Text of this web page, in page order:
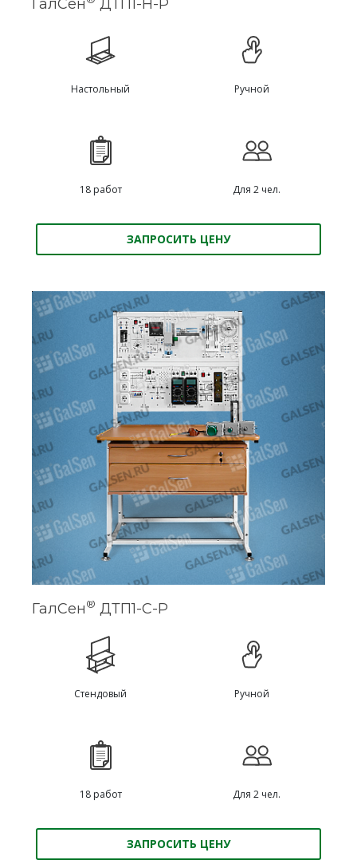
ГалСен ДТП1-Н-Р
Настольный Ручной
18 работ Для 2 чел.
ЗАПРОСИТЬ ЦЕНУ
ГалСен® ДТП1-С-Р
Стендовый Ручной
18 работ Для 2 чел.
ЗАПРОСИТЬ ЦЕНУ